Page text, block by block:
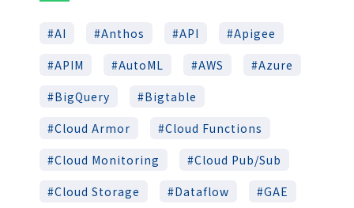
AI Anthos API
Apigee
APIM
AutoML AWS
Azure
BigQuery
Bigtable
Cloud Armor
Cloud Functions
Cloud Monitoring
Cloud Pub/Sub
Cloud Storage
Dataflow
GAE